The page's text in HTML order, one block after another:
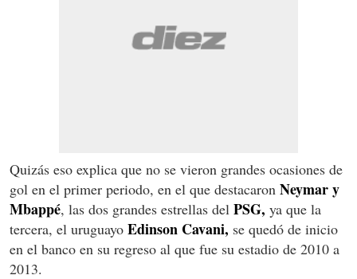
Quizás eso explica que no se vieron grandes ocasiones de
gol en el primer periodo, en el que destacaron Neymar y
Mbappé, las dos grandes estrellas del PSG, ya que la
tercera, el uruguayo Edinson Cavani, se quedó de inicio
en el banco en su regreso al que fue su estadio de 2010 a
2013.